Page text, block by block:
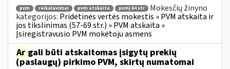
pvm reikalavimai pvm atskaita pvmį 64 str
Mokesčių žinyno
kategorijos: Pridėtinės vertės mokestis » PVM atskaita ir
jos tikslinimas (57-69 str.) » PVM atskaita »
Įsiregistravusio PVM mokėtoju asmens
Ar gali būti atskaitomas įsigytų prekių
(paslaugų) pirkimo PVM, skirtų numatomai